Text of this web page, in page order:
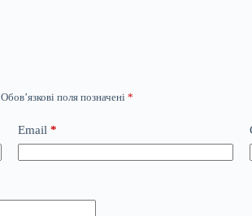
Обов’язкові поля позначені *
Email *